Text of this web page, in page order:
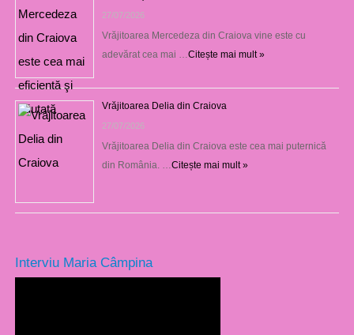
27/07/2026
Vrăjitoarea Mercedeza din Craiova vine este cu
adevărat cea mai … Citește mai mult »
Vrăjitoarea Delia din Craiova
27/07/2026
Vrăjitoarea Delia din Craiova este cea mai puternică
din România. … Citește mai mult »
Interviu Maria Câmpina